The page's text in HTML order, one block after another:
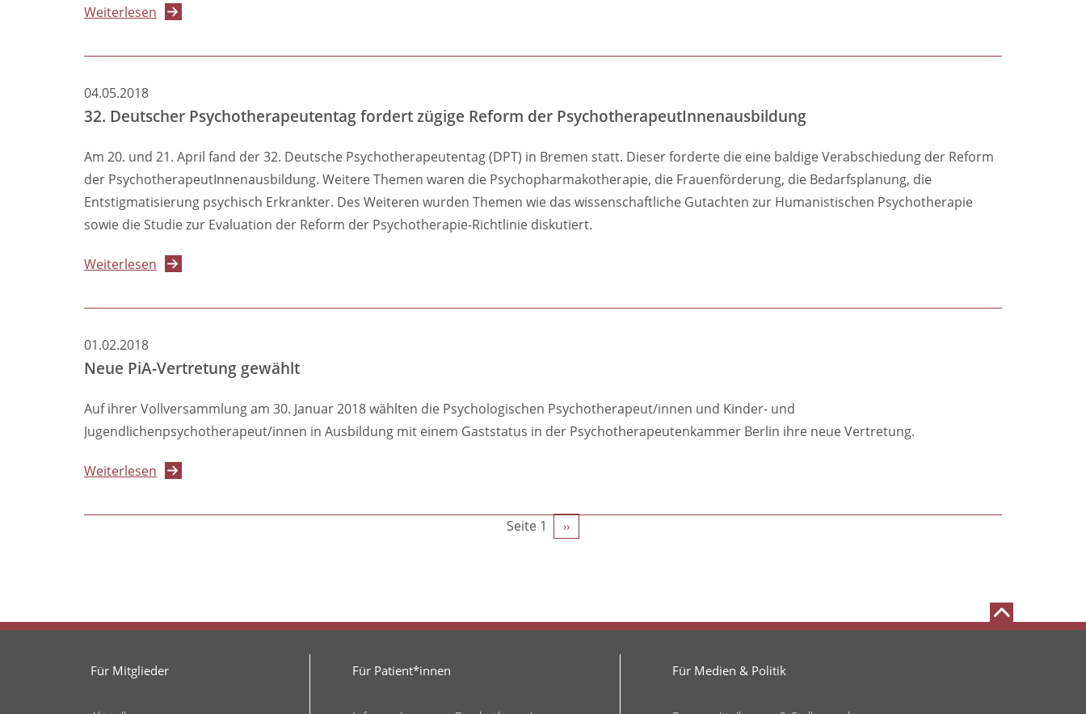
Weiterlesen über
protestieren
Mindestlohn
PsychotherapeutInnenausbildung
04.05.2018
32. Deutscher Psychotherapeutentag fordert zügige Reform der PsychotherapeutInnenausbildung
Am 20. und 21. April fand der 32. Deutsche Psychotherapeutentag (DPT) in Bremen statt. Dieser forderte die eine baldige Verabschiedung der Reform
der PsychotherapeutInnenausbildung. Weitere Themen waren die Psychopharmakotherapie, die Frauenförderung, die Bedarfsplanung, die
Entstigmatisierung psychisch Erkrankter. Des Weiteren wurden Themen wie das wissenschaftliche Gutachten zur Humanistischen Psychotherapie
sowie die Studie zur Evaluation der Reform der Psychotherapie-Richtlinie diskutiert.
Weiterlesen über
Deutscher
zügige
PsychotherapeutInnenausbildung
01.02.2018
Neue PiA-Vertretung gewählt
Auf ihrer Vollversammlung am 30. Januar 2018 wählten die Psychologischen Psychotherapeut/innen und Kinder- und
Jugendlichenpsychotherapeut/innen in Ausbildung mit einem Gaststatus in der Psychotherapeutenkammer Berlin ihre neue Vertretung.
Weiterlesen über
PiA-
Seite 1
Nächste
››
Für Mitglieder Für Patient*innen Für Medien & Politik